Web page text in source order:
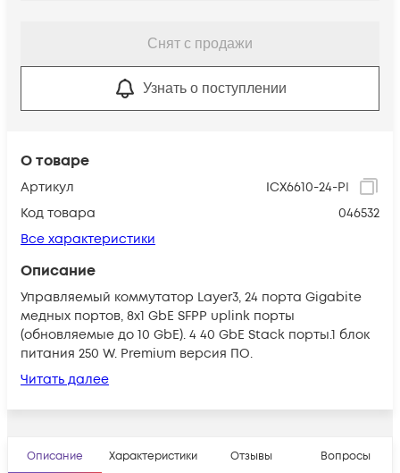
О товаре
Артикул
ICX6610-24-PI
Код товара
046532
Все характеристики
Описание
Управляемый коммутатор Layer3, 24 порта Gigabite
медных портов, 8x1 GbE SFPP uplink порты
(обновляемые до 10 GbE). 4 40 GbE Stack порты.1 блок
питания 250 W. Premium версия ПО.
Читать далее
Снят с продажи
Узнать о поступлении
Описание Характеристики Отзывы Вопросы